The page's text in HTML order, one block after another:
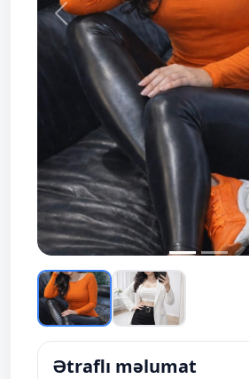
Prev
Ətraflı məlumat